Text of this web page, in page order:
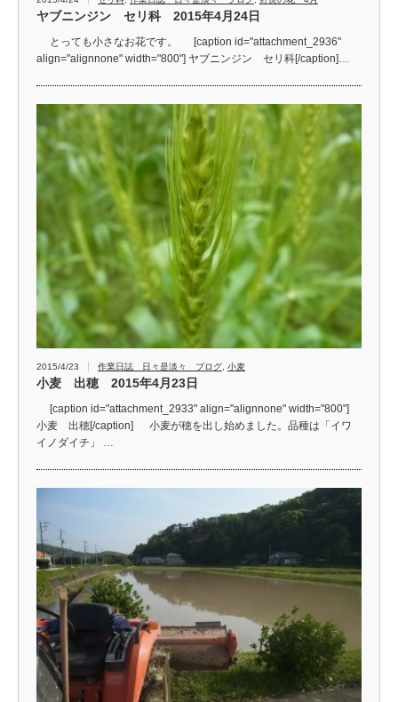
ヤブニンジン セリ科 2015年4月24日
とっても小さなお花です。 [caption id="attachment_2936"
align="alignnone" width="800"] ヤブニンジン セリ科[/caption]…
2015/4/23 作業日誌 日々是淡々 ブログ 小麦
小麦 出穂 2015年4月23日
[caption id="attachment_2933" align="alignnone" width="800"]
小麦 出穂[/caption] 小麦が穂を出し始めました。品種は「イワ
イノダイチ」 …